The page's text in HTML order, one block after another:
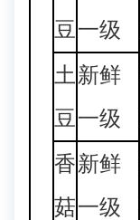
豆一级
土
豆
新鲜
一级
香
菇
新鲜
一级